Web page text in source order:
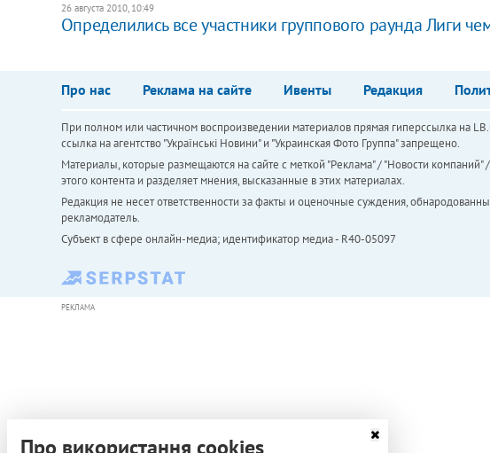
26 августа 2010, 10:49
Определились все участники группового раунда Лиги
Про нас Реклама на сайте Ивенты Редакция
При полном или частичном воспроизведении материалов прямая гиперссылка на
ссылка на агентство "Українськi Новини" и "Украинская Фото Группа" запрещено.
Материалы, которые размещаются на сайте с меткой "Реклама" / "Новости
этого контента и разделяет мнения, высказанные в этих материалах.
Редакция не несет ответственности за факты и оценочные суждения,
рекламодатель.
Субъект в сфере онлайн-медиа; идентификатор медиа - R40-05097
РЕКЛАМА
Про використання cookies